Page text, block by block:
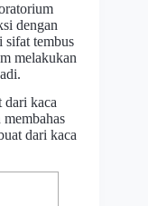
dengan
sifat tembus
melakukan
membahas
dari kaca